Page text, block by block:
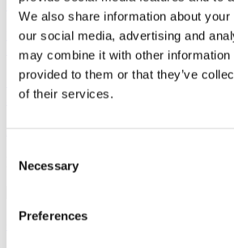
We also share information about
our social media, advertising and
may combine it with other information
provided to them or that they’ve
of their services.
Selection
Necessary
Preferences
Gorrissen Federspiel rådgiver
Læs mere
Sagsomtale3. juli 2026
Gorrissen Federspiel rådgiver
Johansen A/S
Kontakt
Christoffer Fode